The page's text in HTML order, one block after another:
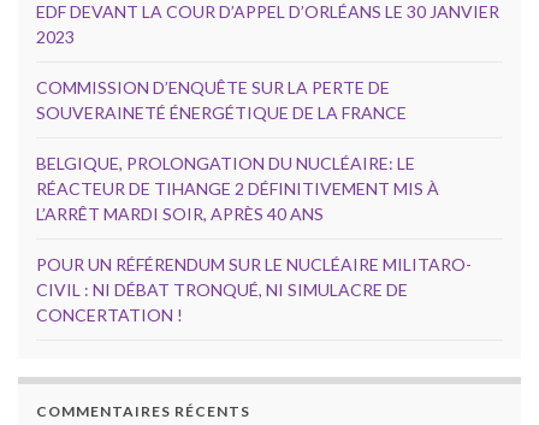
EDF DEVANT LA COUR D’APPEL D’ORLÉANS LE 30 JANVIER
2023
COMMISSION D’ENQUÊTE SUR LA PERTE DE
SOUVERAINETÉ ÉNERGÉTIQUE DE LA FRANCE
BELGIQUE, PROLONGATION DU NUCLÉAIRE: LE
RÉACTEUR DE TIHANGE 2 DÉFINITIVEMENT MIS À
L’ARRÊT MARDI SOIR, APRÈS 40 ANS
POUR UN RÉFÉRENDUM SUR LE NUCLÉAIRE MILITARO-
CIVIL : NI DÉBAT TRONQUÉ, NI SIMULACRE DE
CONCERTATION !
COMMENTAIRES RÉCENTS